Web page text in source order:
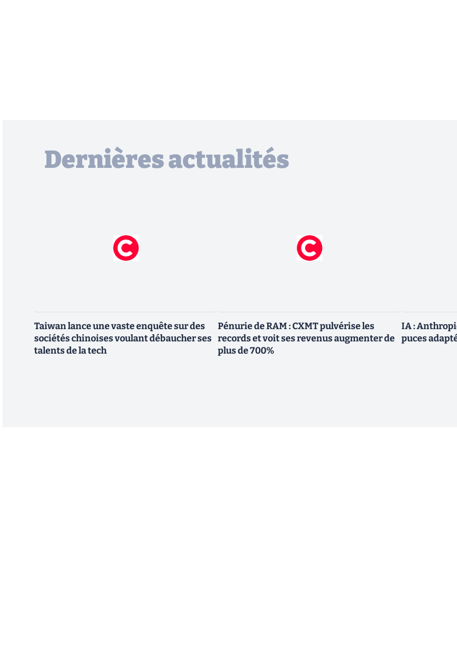
Dernières actualités
Taiwan lance une vaste enquête sur des
sociétés chinoises voulant débaucher ses
talents de la tech
Pénurie de RAM : CXMT pulvérise les
records et voit ses revenus augmenter de
plus de 700%
IA :
puces